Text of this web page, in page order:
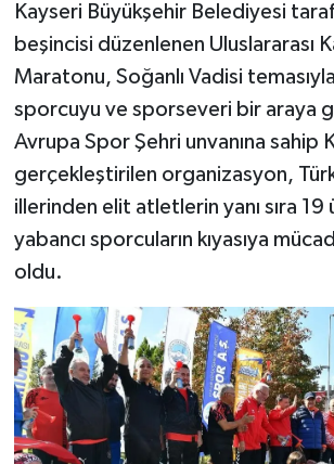
Kayseri Büyükşehir Belediyesi
beşincisi düzenlenen Uluslararası
Maratonu, Soğanlı Vadisi
sporcuyu ve sporseveri bir araya
Avrupa Spor Şehri unvanına sahip
gerçekleştirilen organizasyon,
illerinden elit atletlerin yanı sıra 19
yabancı sporcuların kıyasıya
oldu.
YAŞAM